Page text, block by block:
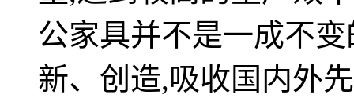
公家具并不是一成不
新、创造,吸收国内外